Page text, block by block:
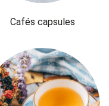
Cafés capsules